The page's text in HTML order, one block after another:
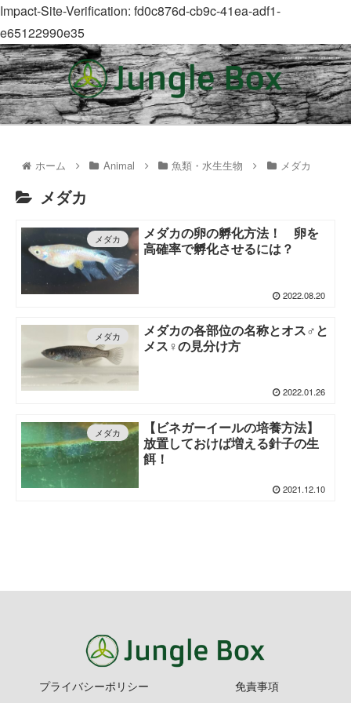
Impact-Site-Verification: fd0c876d-cb9c-41ea-adf1-
e65122990e35
ホーム Animal 魚類・水生生物 メダカ
メダカ
メダカ
メダカの卵の孵化方法！ 卵を
高確率で孵化させるには？
2022.08.20
メダカ
メダカの各部位の名称とオス♂と
メス♀の見分け方
2022.01.26
メダカ
【ビネガーイールの培養方法】
放置しておけば増える針子の生
餌！
2021.12.10
プライバシーポリシー
免責事項